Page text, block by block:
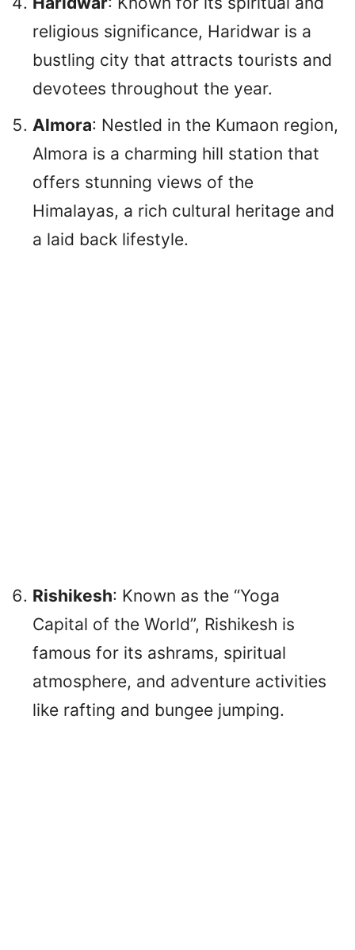
religious significance, Haridwar is a
bustling city that attracts tourists and
devotees throughout the year.
Almora: Nestled in the Kumaon region,
Almora is a charming hill station that
offers stunning views of the
Himalayas, a rich cultural heritage and
a laid back lifestyle.
Rishikesh: Known as the “Yoga
Capital of the World”, Rishikesh is
famous for its ashrams, spiritual
atmosphere, and adventure activities
like rafting and bungee jumping.